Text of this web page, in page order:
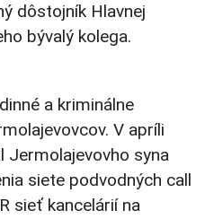
dôstojník Hlavnej
bývalý kolega.
a kriminálne
V apríli
Jermolajevovho syna
siete podvodných call
sieť kancelárií na